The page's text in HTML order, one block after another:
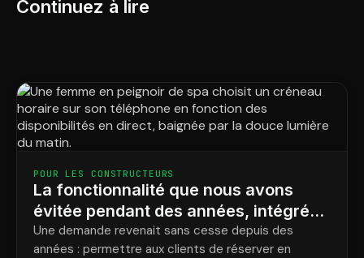
Continuez à lire
POUR LES CONSTRUCTEURS
La fonctionnalité que nous avons
évitée pendant des années, intégrée
en quelques jours.
Une demande revenait sans cesse depuis des
années : permettre aux clients de réserver en